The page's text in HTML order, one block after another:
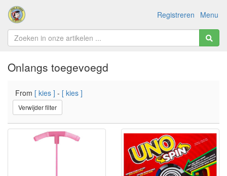
Menu
Registreren
Onlangs toegevoegd
From [ kies ] - [ kies ]
Verwijder filter